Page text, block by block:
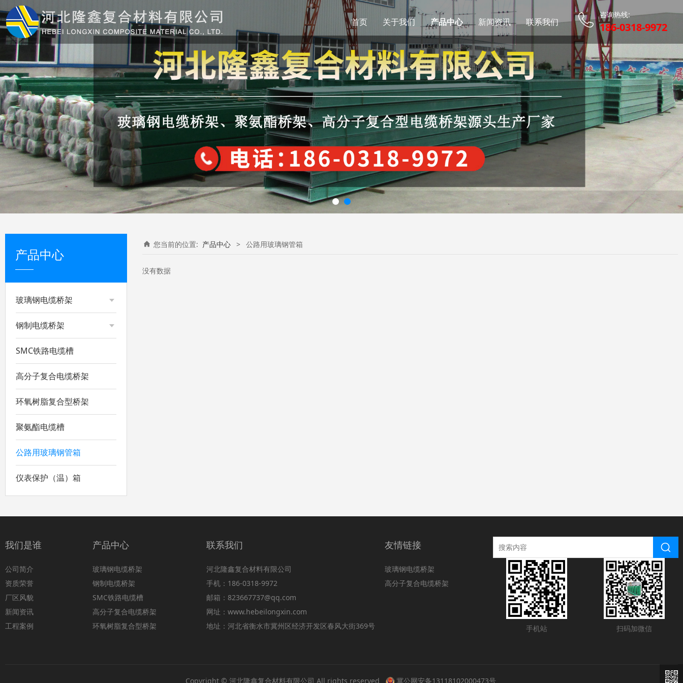
咨询热线:
186-0318-9972
首页 关于我们 产品中心 新闻资讯 联系我们
产品中心
玻璃钢电缆桥架
钢制电缆桥架
SMC铁路电缆槽
高分子复合电缆桥架
环氧树脂复合型桥架
聚氨酯电缆槽
公路用玻璃钢管箱
仪表保护（温）箱
您当前的位置: 产品中心 > 公路用玻璃钢管箱
没有数据
我们是谁
公司简介
资质荣誉
厂区风貌
新闻资讯
工程案例
产品中心
玻璃钢电缆桥架
钢制电缆桥架
SMC铁路电缆槽
高分子复合电缆桥架
环氧树脂复合型桥架
联系我们
河北隆鑫复合材料有限公司
手机：186-0318-9972
邮箱：823667737@qq.com
网址：www.hebeilongxin.com
地址：河北省衡水市冀州区经济开发区春风大街369号
友情链接
玻璃钢电缆桥架
高分子复合电缆桥架
手机站 扫码加微信
Copyright © 河北隆鑫复合材料有限公司 All rights reserved 冀公网安备13118102000473号